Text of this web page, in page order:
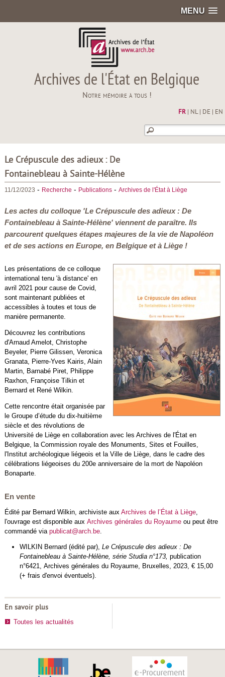
MENU
Archives de l'État en Belgique
Notre mémoire à tous !
FR| NL| DE EN
Le Crépuscule des adieux : De
Fontainebleau à Sainte-Hélène
11/12/2023 - Recherche - Publications- Archives de l'État à Liège
Les actes du colloque 'Le Crépuscule des adieux : De
Fontainebleau à Sainte-Hélène'viennent de paraître. Ils
parcourent quelques étapes majeures de la vie de Napoléon
et de ses actions en Europe, en Belgique et à Liège !
Les présentations de ce colloque
international tenu 'à distance' en
avril 2021 pour cause de Covid,
sont maintenant publiées et
accessibles à toutes et tous de
manière permanente.
Découvrez les contributions
d'Arnaud Amelot, Christophe
Beyeler, Pierre Gilissen, Veronica
Granata, Pierre-Yves Kairis, Alain
Martin, Barnabé Piret, Philippe
Raxhon, Françoise Tilkin et
Bernard et René Wilkin.
Cette rencontre était organisée par
le Groupe d’étude du dix-huitième
siècle et des révolutions de
Université de Liège en collaboration avec les Archives de l'État en
Belgique, la Commission royale des Monuments, Sites et Fouilles,
l'Institut archéologique liégeois et la Ville de Liège, dans le cadre des
célébrations liégeoises du 200e anniversaire de la mort de Napoléon
Bonaparte.
En vente
Édité par Bernard Wilkin, archiviste aux Archives de l’État à Liège,
l'ouvrage est disponible aux Archives générales du Royaumeou peut être
commandé via publicat@arch.be.
WILKIN Bernard (édité par), Le Crépuscule des adieux : De
Fontainebleau à Sainte-Hélène, série Studia n°173, publication
n°6421, Archives générales du Royaume, Bruxelles, 2023, € 15,00
(+ frais d'envoi éventuels).
En savoir plus
Toutes les actualités